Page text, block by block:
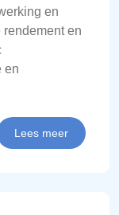
en
en
en
Lees meer